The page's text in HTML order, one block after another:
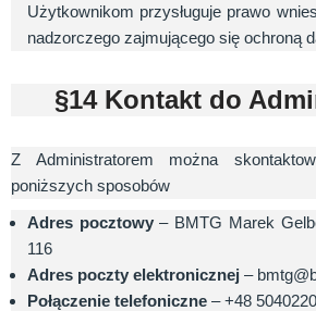
Użytkownikom przysługuje prawo
nadzorczego zajmującego się ochroną
§14 Kontakt do
Z Administratorem można
poniższych sposobów
Adres pocztowy– BMTG Marek
116
Adres poczty elektronicznej –
Połączenie telefoniczne – +48